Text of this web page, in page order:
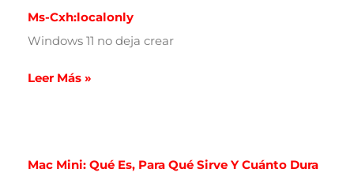
Ms-Cxh:localonly
Windows 11 no deja crear
Leer Más »
Mac Mini: Qué Es, Para Qué Sirve Y Cuánto Dura